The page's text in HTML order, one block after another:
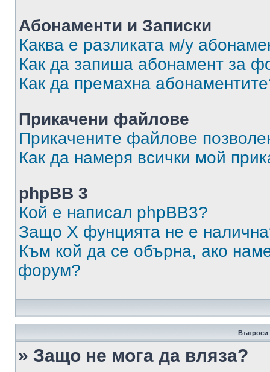
Абонаменти и Записки
Каква е разликата м/у
Как да запиша абонамент за
Как да премахна
Прикачени файлове
Прикачените файлове
Как да намеря всички мой
phpBB 3
Кой е написал phpBB3?
Защо X фунцията не е
Към кой да се обърна, ако
форум?
Въпроси
» Защо не мога да вляза?